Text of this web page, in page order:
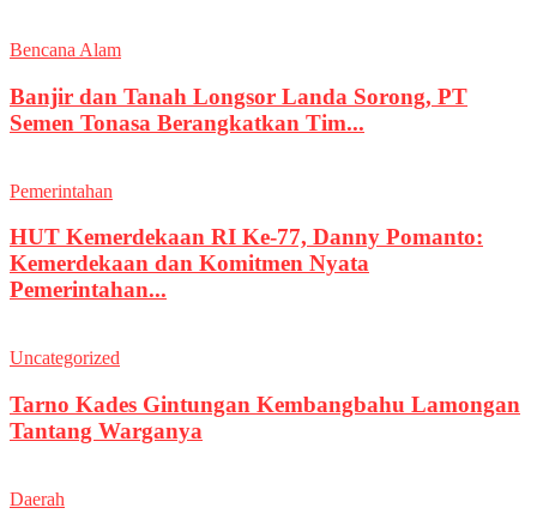
Bencana Alam
Banjir dan Tanah Longsor Landa Sorong, PT
Semen Tonasa Berangkatkan Tim...
Pemerintahan
HUT Kemerdekaan RI Ke-77, Danny Pomanto:
Kemerdekaan dan Komitmen Nyata
Pemerintahan...
Uncategorized
Tarno Kades Gintungan Kembangbahu Lamongan
Tantang Warganya
Daerah